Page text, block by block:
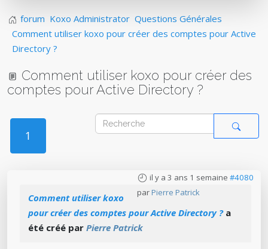
forum Koxo Administrator Questions Générales
Comment utiliser koxo pour créer des comptes pour Active
Directory ?
Comment utiliser koxo pour créer des
comptes pour Active Directory ?
1
il y a 3 ans 1 semaine #4080
par Pierre Patrick
Comment utiliser koxo
pour créer des comptes pour Active Directory ?a
été créé par Pierre Patrick